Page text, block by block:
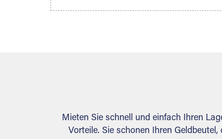
können Sie anschließend Ihren
Mieten Sie schnell und einfach Ihren
Vorteile. Sie schonen Ihren